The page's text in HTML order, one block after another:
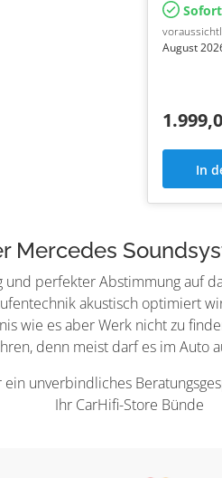
August
In
Mercedes
perfekter Abstimmung auf
akustisch optimiert
es aber Werk nicht zu
denn meist darf es im Auto
ein unverbindliches
Ihr CarHifi-Store Bünde